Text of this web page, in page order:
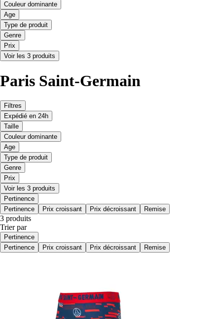
Couleur dominante
Age
Type de produit
Genre
Prix
Voir les 3 produits
Paris Saint-Germain
Filtres
Expédié en 24h
Taille
Couleur dominante
Age
Type de produit
Genre
Prix
Voir les 3 produits
Pertinence
Pertinence
Prix croissant Prix décroissant Remise
3 produits
Trier par
Pertinence
Pertinence
Prix croissant Prix décroissant Remise